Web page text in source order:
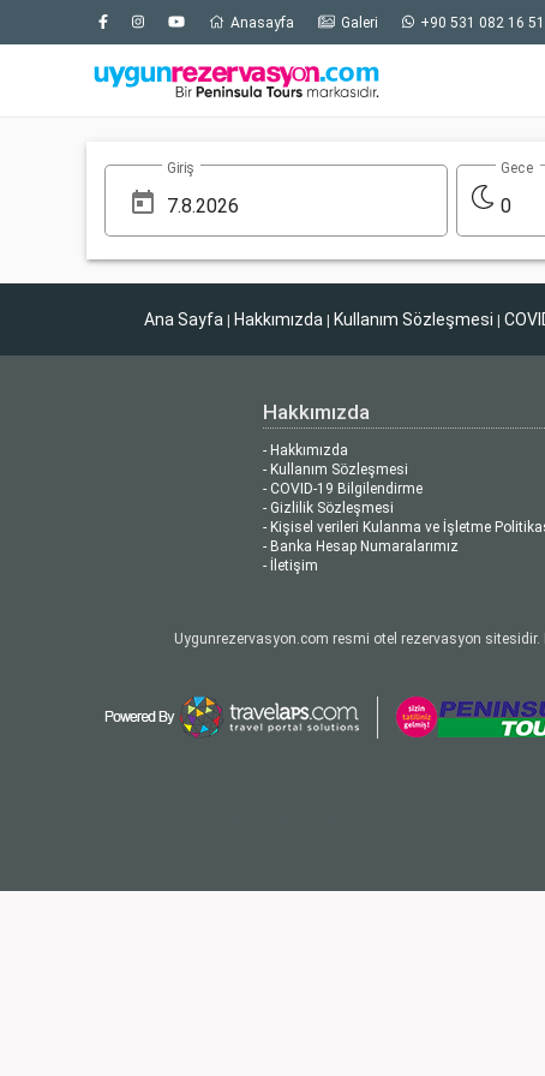
Anasayfa Galeri +90 531 082 16 51
Giriş
0
Gece
Ana Sayfa | Hakkımızda | Kullanım Sözleşmesi |
Hakkımızda
- Hakkımızda
- Kullanım Sözleşmesi
- COVID-19 Bilgilendirme
- Gizlilik Sözleşmesi
- Kişisel verileri Kulanma ve İşletme
- Banka Hesap Numaralarımız
- İletişim
Uygunrezervasyon.com resmi otel rezervasyon